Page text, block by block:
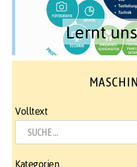
Lernt
Volltext
Kategorien